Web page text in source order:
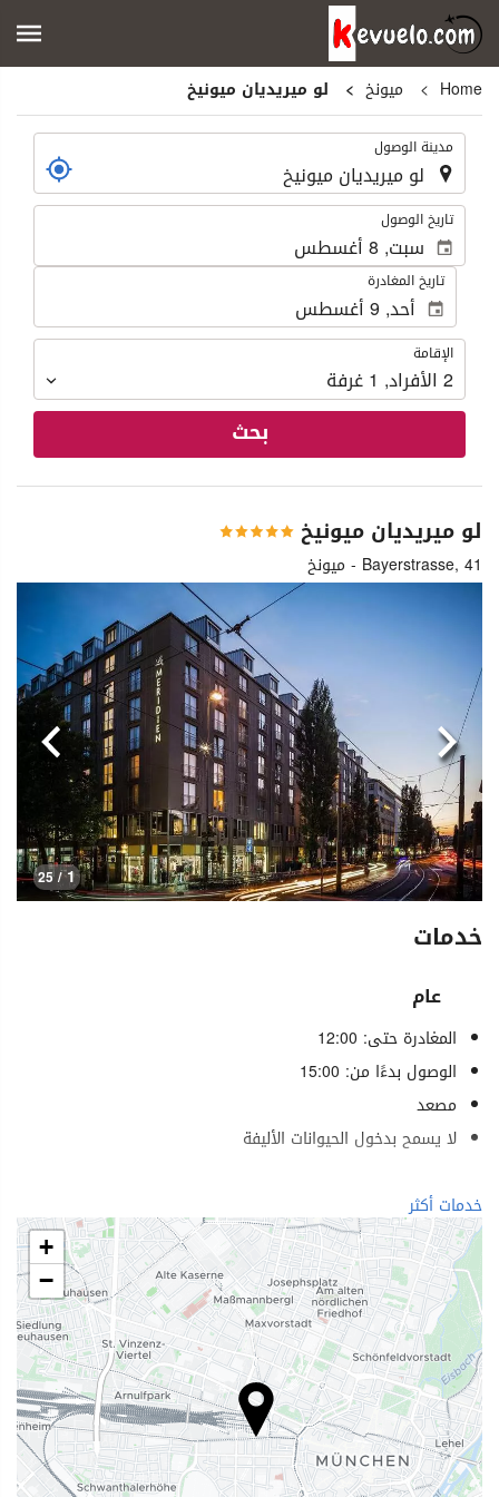
Home ميونخ
لو ميريديان ميونيخ
. مدينة الوصول
. تاريخ الوصول
تاريخ المغادرة
الإقامة
الإقامة
2 الأفراد,
1غرفة
بحث
لو ميريديان ميونيخ
Bayerstrasse, 41 - ميونخ
1
/ 25
السابق
خدمات
عام
المغادرة حتى: 12:00
الوصول بدءًا من: 15:00
مصعد
لا يسمح بدخول الحيوانات الأليفة
الرفاهية
منتجع صحي (Spa)
حمام (بخار)
ساونا
صالة ألعاب رياضية
خدمات الاستقبال
مكتب استقبال على مدار 24 ساعة
تخزين الأمتعة
خدمات أكثر
+
−